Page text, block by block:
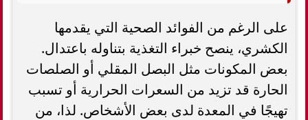
على الرغم من الفوائد الصحية التي يقدمها
الكشري، ينصح خبراء التغذية بتناوله باعتدال.
بعض المكونات مثل البصل المقلي أو الصلصات
الحارة قد تزيد من السعرات الحرارية أو تسبب
تهيجًا في المعدة لدى بعض الأشخاص. لذا، من